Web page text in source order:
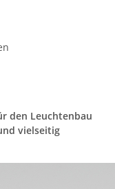
den Leuchtenbau
vielseitig